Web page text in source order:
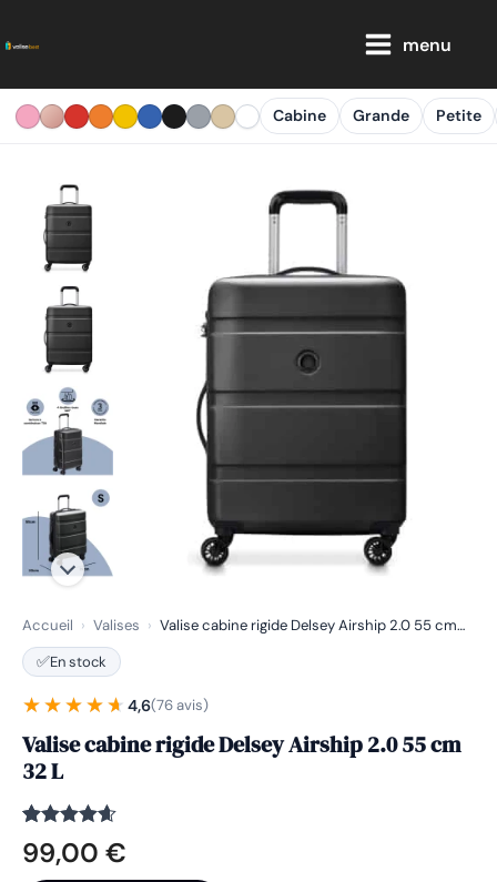
au
menu
Cabine Grande Petite
Accueil › Valises › Valise cabine rigide Delsey Airship 2.0 55 cm…
✅En stock
★★★★★
★★★★★ 4,6(76 avis)
Valise cabine rigide Delsey Airship 2.0 55 cm
32 L
Noté
4.6
sur 5
76
99,00 €